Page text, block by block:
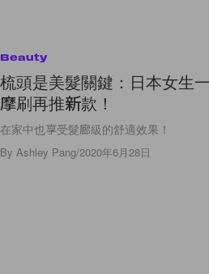
Beauty
梳頭是美髮關鍵：日本女生
摩刷再推新款！
在家中也享受髮廊級的舒適效果！
By Ashley Pang/2020年6月28日